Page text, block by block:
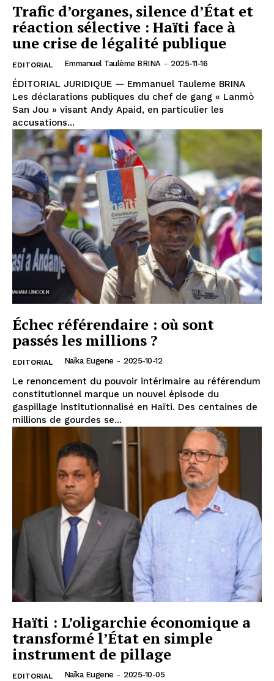
Trafic d’organes, silence d’État et
réaction sélective : Haïti face à
une crise de légalité publique
EDITORIAL Emmanuel Taulème BRINA - 2025-11-16
ÉDITORIAL JURIDIQUE — Emmanuel Tauleme BRINA
Les déclarations publiques du chef de gang « Lanmò
San Jou » visant Andy Apaid, en particulier les
accusations...
Échec référendaire : où sont
passés les millions ?
EDITORIAL Naïka Eugene - 2025-10-12
Le renoncement du pouvoir intérimaire au référendum
constitutionnel marque un nouvel épisode du
gaspillage institutionnalisé en Haïti. Des centaines de
millions de gourdes se...
Haïti : L’oligarchie économique a
transformé l’État en simple
instrument de pillage
EDITORIAL Naïka Eugene - 2025-10-05